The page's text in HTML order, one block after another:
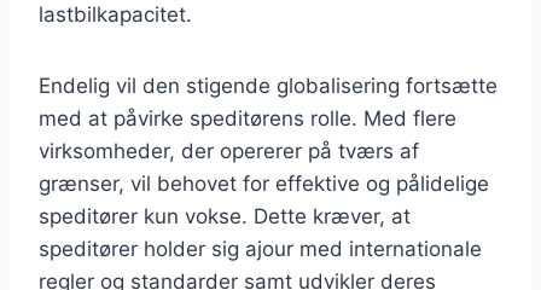
lastbilkapacitet.
Endelig vil den stigende globalisering fortsætte
med at påvirke speditørens rolle. Med flere
virksomheder, der opererer på tværs af
grænser, vil behovet for effektive og pålidelige
speditører kun vokse. Dette kræver, at
speditører holder sig ajour med internationale
regler og standarder samt udvikler deres